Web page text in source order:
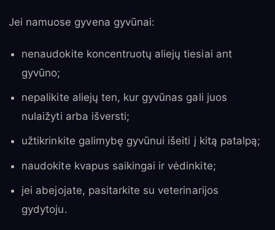
Jei namuose gyvena gyvūnai:
nenaudokite koncentruotų aliejų tiesiai ant
gyvūno;
nepalikite aliejų ten, kur gyvūnas gali juos
nulaižyti arba išversti;
užtikrinkite galimybę gyvūnui išeiti į kitą patalpą;
naudokite kvapus saikingai ir vėdinkite;
jei abejojate, pasitarkite su veterinarijos
gydytoju.